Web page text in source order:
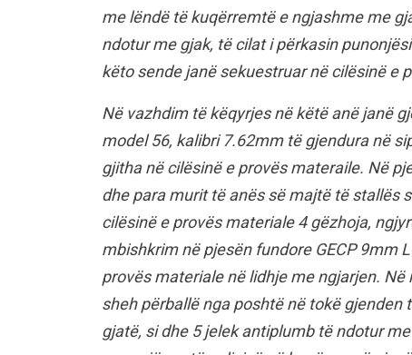
me lëndë të kuqërremtë e ngjashme me
ndotur me gjak, të cilat i përkasin
këto sende janë sekuestruar në cilësinë e
Në vazhdim të këqyrjes në këtë anë janë
model 56, kalibri 7.62mm të gjendura në
gjitha në cilësinë e provës materaile. Në
dhe para murit të anës së majtë të stallës
cilësinë e provës materiale 4 gëzhoja,
mbishkrim në pjesën fundore GECP 9mm
provës materiale në lidhje me ngjarjen.
sheh përballë nga poshtë në tokë
gjatë, si dhe 5 jelek antiplumb të ndotur